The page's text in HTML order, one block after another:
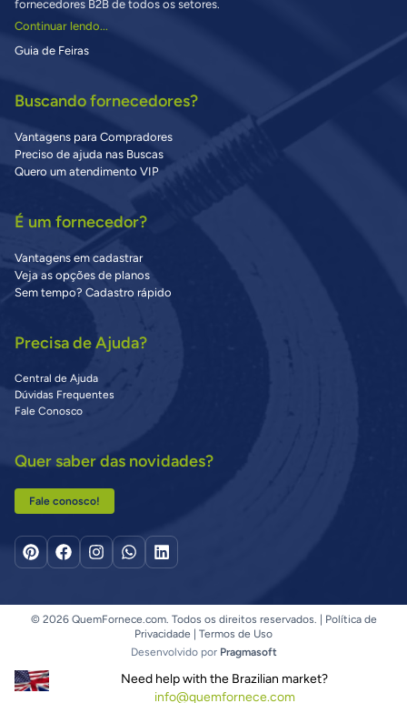
fornecedores B2B de todos os setores.
Continuar lendo...
Guia de Feiras
Buscando fornecedores?
Vantagens para Compradores
Preciso de ajuda nas Buscas
Quero um atendimento VIP
É um fornecedor?
Vantagens em cadastrar
Veja as opções de planos
Sem tempo? Cadastro rápido
Precisa de Ajuda?
Central de Ajuda
Dúvidas Frequentes
Fale Conosco
Quer saber das novidades?
Fale conosco!
© 2026 QuemFornece.com. Todos os direitos reservados. |
Política de
Privacidade
Termos de Uso
Desenvolvido por Pragmasoft
Need help with the Brazilian market?
info@quemfornece.com